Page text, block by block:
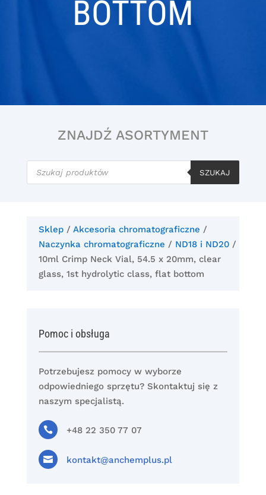
BOTTOM
ZNAJDŹ ASORTYMENT
Wyszukiwarka
produktów
SZUKAJ
Sklep/ Akcesoria chromatograficzne /
Naczynka chromatograficzne / ND18 i ND20/
10ml Crimp Neck Vial, 54.5 x 20mm, clear
glass, 1st hydrolytic class, flat bottom
Pomoc i obsługa
Potrzebujesz pomocy w wyborze
odpowiedniego sprzętu? Skontaktuj się z
naszym specjalistą.
 +48 22 350 77 07
 kontakt@anchemplus.pl